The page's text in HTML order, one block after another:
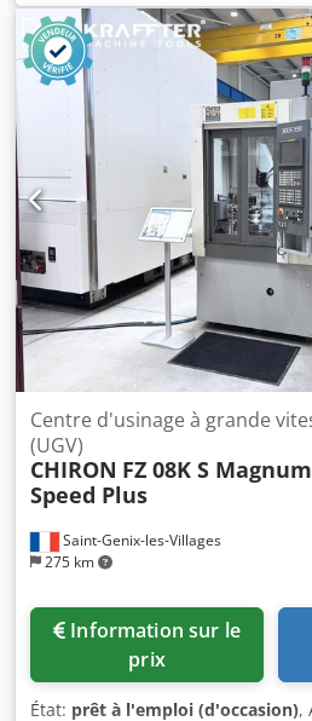
inclinable +30°/-120° Table
broche SK40 Big Plus Vitesses de
Changeur d’outils 60 positions
la broche Dedpfx Aljh Agwrefjck
MARCELS MASCHINEN CH
Saint-Genix-les-Villages
275 km
Centre d'usinage à grande
(UGV)
CHIRON FZ 08K S
Speed Plus
prix
État: prêt à l'emploi (d'occasion),